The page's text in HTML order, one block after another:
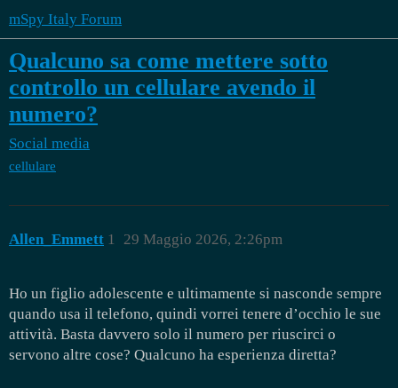
mSpy Italy Forum
Qualcuno sa come mettere sotto
controllo un cellulare avendo il
numero?
Social media
cellulare
Allen_Emmett 29 Maggio 2026, 2:26pm
1
Ho un figlio adolescente e ultimamente si nasconde sempre
quando usa il telefono, quindi vorrei tenere d’occhio le sue
attività. Basta davvero solo il numero per riuscirci o
servono altre cose? Qualcuno ha esperienza diretta?